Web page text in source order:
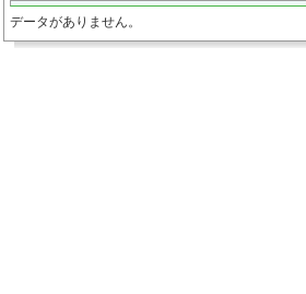
データがありません。